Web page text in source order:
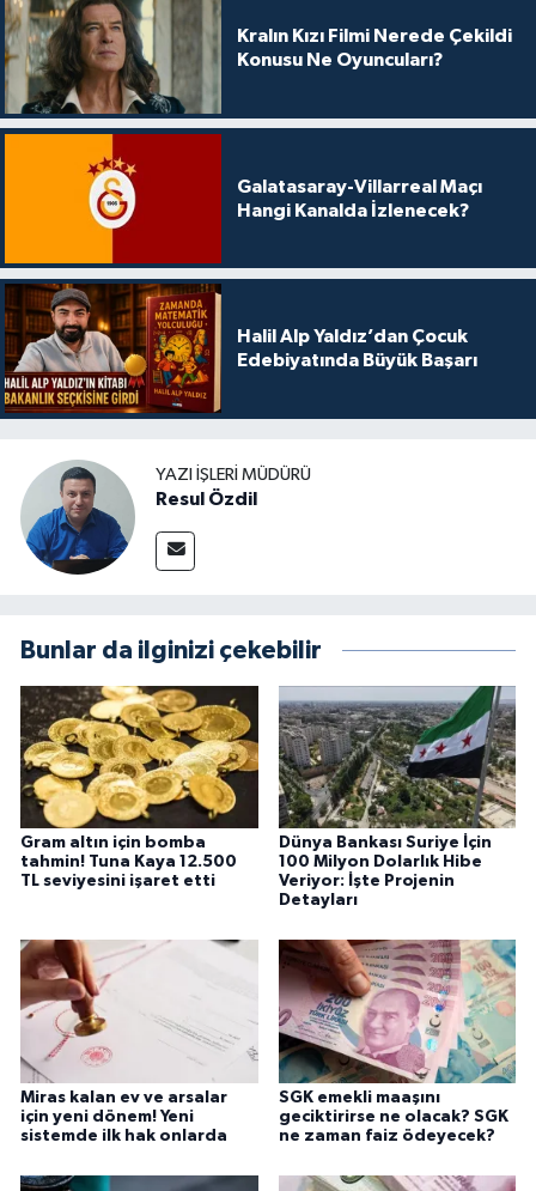
Kralın Kızı Filmi Nerede Çekildi
Konusu Ne Oyuncuları?
Galatasaray-Villarreal Maçı
Hangi Kanalda İzlenecek?
Halil Alp Yaldız’dan Çocuk
Edebiyatında Büyük Başarı
YAZI İŞLERI MÜDÜRÜ
Resul Özdil
Bunlar da ilginizi çekebilir
Gram altın için bomba
tahmin! Tuna Kaya 12.500
TL seviyesini işaret etti
Dünya Bankası Suriye İçin
100 Milyon Dolarlık Hibe
Veriyor: İşte Projenin
Detayları
Miras kalan ev ve arsalar
için yeni dönem! Yeni
sistemde ilk hak onlarda
SGK emekli maaşını
geciktirirse ne olacak? SGK
ne zaman faiz ödeyecek?